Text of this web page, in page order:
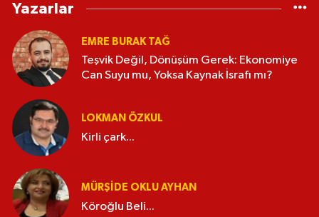
Yazarlar
EMRE BURAK TAĞ
Teşvik Değil, Dönüşüm Gerek: Ekonomiye
Can Suyu mu, Yoksa Kaynak İsrafı mı?
LOKMAN ÖZKUL
Kirli çark...
MÜRŞIDE OKLU AYHAN
Köroğlu Beli...